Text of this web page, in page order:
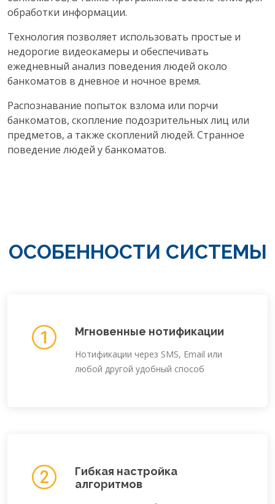
обработки информации.
Технология позволяет использовать простые и
недорогие видеокамеры и обеспечивать
ежедневный анализ поведения людей около
банкоматов в дневное и ночное время.
Распознавание попыток взлома или порчи
банкоматов, скопление подозрительных лиц или
предметов, а также скоплений людей. Странное
поведение людей у банкоматов.
ОСОБЕННОСТИ СИСТЕМЫ
Мгновенные нотификации
Нотификации через SMS, Email или
любой другой удобный способ
Гибкая настройка
алгоритмов